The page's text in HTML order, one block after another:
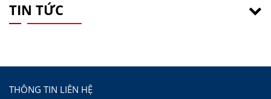
TIN TỨC
THÔNG TIN LIÊN HỆ